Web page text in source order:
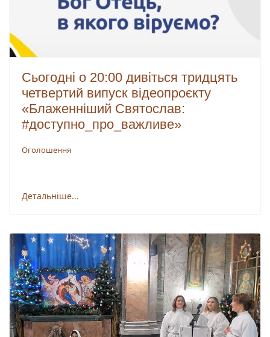
Сьогодні о 20:00 дивіться тридцять
четвертий випуск відеопроєкту
«Блаженніший Святослав:
#доступно_про_важливе»
Оголошення
Детальніше...